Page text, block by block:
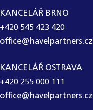
KANCELÁŘ BRNO
+420 545 423 420
office@havelpartners.cz
KANCELÁŘ OSTRAVA
+420 255 000 111
office@havelpartners.cz